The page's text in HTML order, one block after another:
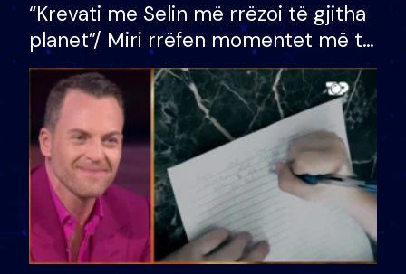
“Krevati me Selin më rrëzoi të gjitha
planet”/ Miri rrëfen momentet më të
bukura në shtëpinë e BB VIP: Do më
mungojë zilja e mëngjesit kur…